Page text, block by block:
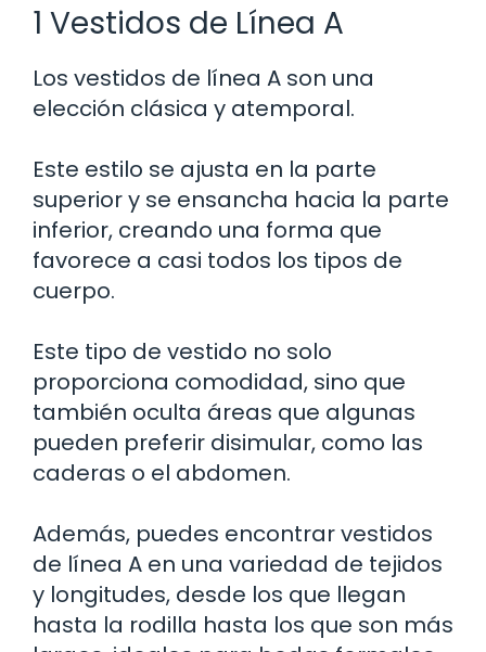
1 Vestidos de Línea A
Los vestidos de línea A son una
elección clásica y atemporal.
Este estilo se ajusta en la parte
superior y se ensancha hacia la parte
inferior, creando una forma que
favorece a casi todos los tipos de
cuerpo.
Este tipo de vestido no solo
proporciona comodidad, sino que
también oculta áreas que algunas
pueden preferir disimular, como las
caderas o el abdomen.
Además, puedes encontrar vestidos
de línea A en una variedad de tejidos
y longitudes, desde los que llegan
hasta la rodilla hasta los que son más